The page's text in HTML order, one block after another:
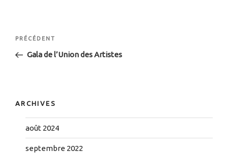
Navigation
l’article
Article
précédent
PRÉCÉDENT
Gala de l’Union des Artistes
ARCHIVES
août 2024
septembre 2022